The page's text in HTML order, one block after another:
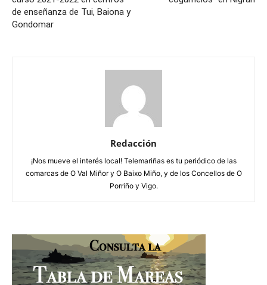
de enseñanza de Tui, Baiona y
Gondomar
Redacción
¡Nos mueve el interés local! Telemariñas es tu periódico de las
comarcas de O Val Miñor y O Baixo Miño, y de los Concellos de O
Porriño y Vigo.